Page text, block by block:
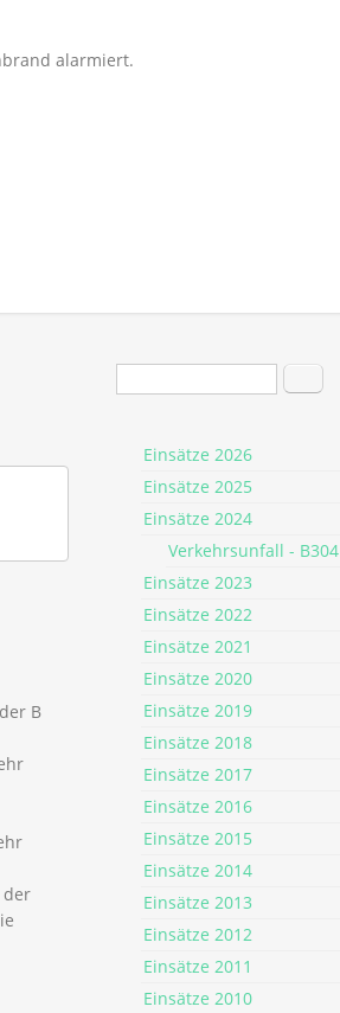
alarmiert.
B
der
Suchformular Suche
Einsätze 2026
Einsätze 2025
Einsätze 2024
Verkehrsunfall - B304
Einsätze 2023
Einsätze 2022
Einsätze 2021
Einsätze 2020
Einsätze 2019
Einsätze 2018
Einsätze 2017
Einsätze 2016
Einsätze 2015
Einsätze 2014
Einsätze 2013
Einsätze 2012
Einsätze 2011
Einsätze 2010